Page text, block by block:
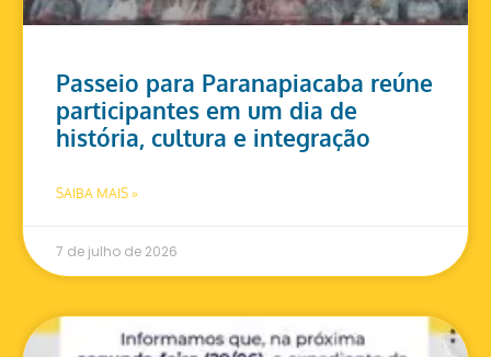
Passeio para Paranapiacaba reúne
participantes em um dia de
história, cultura e integração
SAIBA MAIS »
7 de julho de 2026